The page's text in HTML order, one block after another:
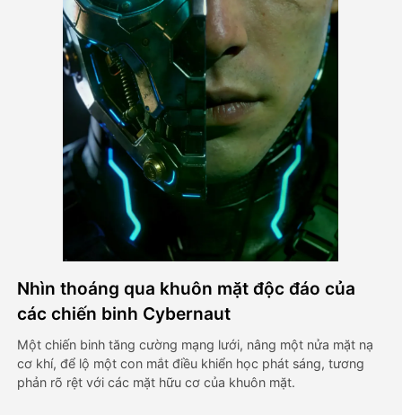
Video hình đại diện
AI Video
Hình ảnh AI
Các công cụ khác
Thư viện
Blog
Nhìn thoáng qua khuôn mặt độc đáo của
các chiến binh Cybernaut
Một chiến binh tăng cường mạng lưới, nâng một nửa mặt nạ
cơ khí, để lộ một con mắt điều khiển học phát sáng, tương
phản rõ rệt với các mặt hữu cơ của khuôn mặt.